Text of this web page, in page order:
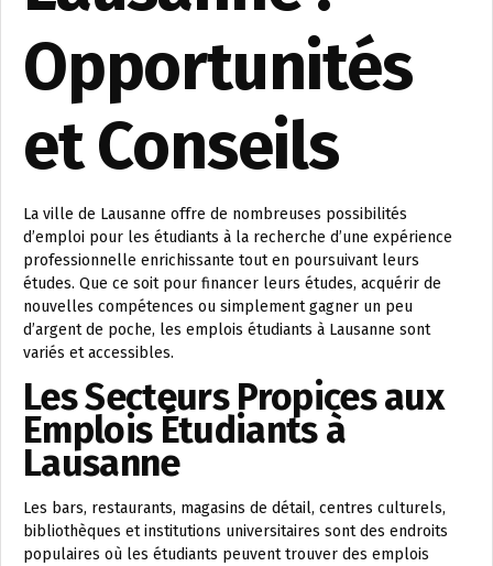
Opportunités
et Conseils
La ville de Lausanne offre de nombreuses possibilités
d’emploi pour les étudiants à la recherche d’une expérience
professionnelle enrichissante tout en poursuivant leurs
études. Que ce soit pour financer leurs études, acquérir de
nouvelles compétences ou simplement gagner un peu
d’argent de poche, les emplois étudiants à Lausanne sont
variés et accessibles.
Les Secteurs Propices aux
Emplois Étudiants à
Lausanne
Les bars, restaurants, magasins de détail, centres culturels,
bibliothèques et institutions universitaires sont des endroits
populaires où les étudiants peuvent trouver des emplois